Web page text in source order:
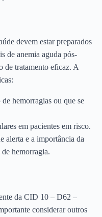
devem estar preparados
de anemia aguda pós-
de tratamento eficaz. A
hemorragias ou que se
em pacientes em risco.
alerta e a importância da
hemorragia.
da CID 10 – D62 –
considerar outros